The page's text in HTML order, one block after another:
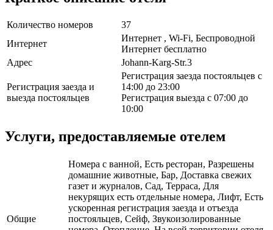
Количество номеров
37
Интернет
Интернет , Wi-Fi, Беспроводной
Интернет бесплатно
Адрес
Johann-Karg-Str.3
Регистрация заезда и
выезда постояльцев
Регистрация заезда постояльцев с
14:00 до 23:00
Регистрация выезда с 07:00 до
10:00
Услуги, предоставляемые отелем
Общие
Номера с ванной, Есть ресторан, Разрешены
домашние животные, Бар, Доставка свежих
газет и журналов, Сад, Терраса, Для
некурящих есть отдельные номера, Лифт, Есть
ускоренная регистрация заезда и отъезда
постояльцев, Сейф, Звукоизолированные